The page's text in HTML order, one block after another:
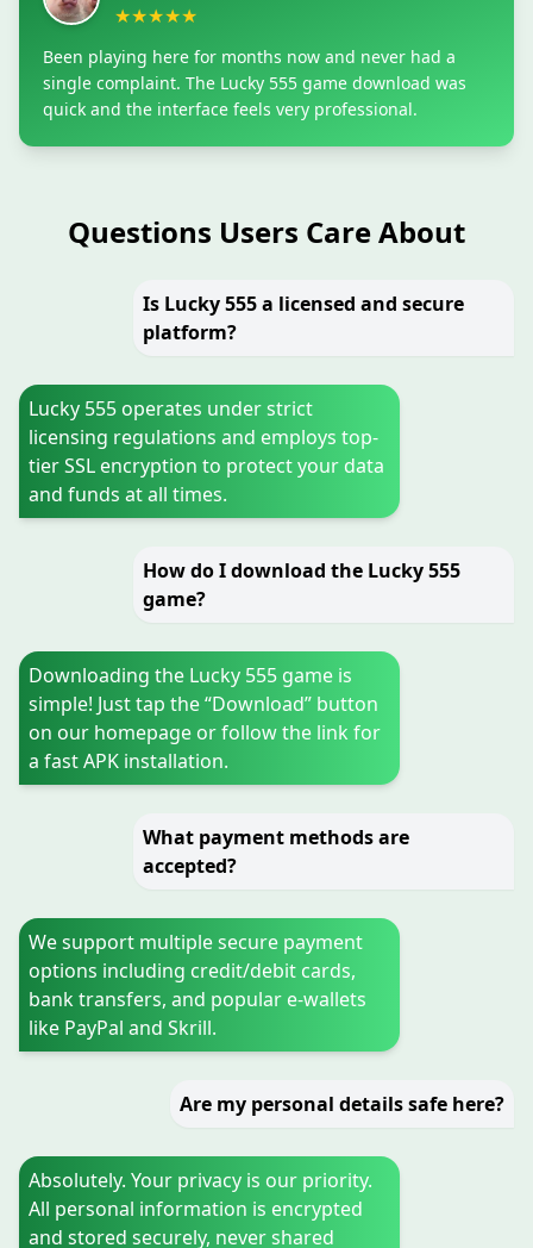
★★★★★
Been playing here for months now and never had a
single complaint. The Lucky 555 game download was
quick and the interface feels very professional.
Questions Users Care About
Is Lucky 555 a licensed and secure
platform?
Lucky 555 operates under strict
licensing regulations and employs top-
tier SSL encryption to protect your data
and funds at all times.
How do I download the Lucky 555
game?
Downloading the Lucky 555 game is
simple! Just tap the “Download” button
on our homepage or follow the link for
a fast APK installation.
What payment methods are
accepted?
We support multiple secure payment
options including credit/debit cards,
bank transfers, and popular e-wallets
like PayPal and Skrill.
Are my personal details safe here?
Absolutely. Your privacy is our priority.
All personal information is encrypted
and stored securely, never shared